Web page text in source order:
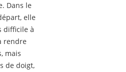
Dans le
elle
difficile à
rendre
mais
de doigt,